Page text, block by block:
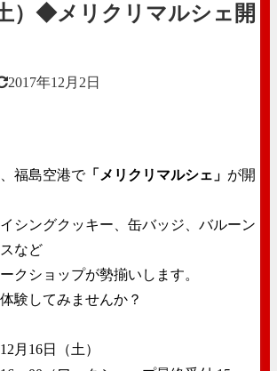
）◆メリクリマルシェ開
2017年12月2日
福島空港で「メリクリマルシェ」 が開
シングクッキー、缶バッジ、バルーン
など
クショップが勢揃いします。
験してみませんか？
月16日（土）